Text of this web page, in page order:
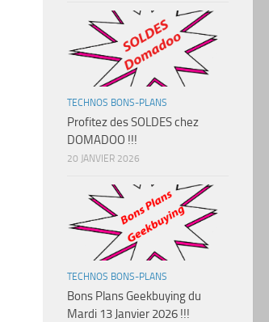
TECHNOS BONS-PLANS
Profitez des SOLDES chez
DOMADOO !!!
20 JANVIER 2026
TECHNOS BONS-PLANS
Bons Plans Geekbuying du
Mardi 13 Janvier 2026 !!!